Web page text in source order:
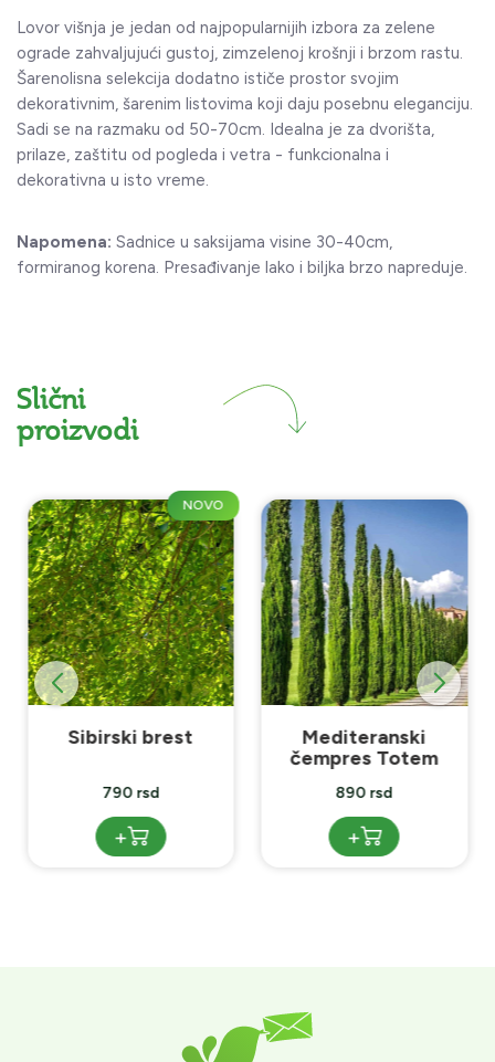
Lovor višnja je jedan od najpopularnijih izbora za zelene
ograde zahvaljujući gustoj, zimzelenoj krošnji i brzom rastu.
Šarenolisna selekcija dodatno ističe prostor svojim
dekorativnim, šarenim listovima koji daju posebnu eleganciju.
Sadi se na razmaku od 50-70cm. Idealna je za dvorišta,
prilaze, zaštitu od pogleda i vetra - funkcionalna i
dekorativna u isto vreme.
Napomena: Sadnice u saksijama visine 30-40cm,
formiranog korena. Presađivanje lako i biljka brzo napreduje.
Slični
proizvodi
NOVO
Sibirski brest
790 rsd
+
Mediteranski
čempres Totem
890 rsd
+